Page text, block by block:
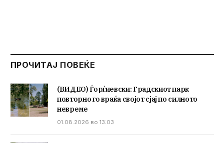
ПРОЧИТАЈ ПОВЕЌЕ
(ВИДЕО) Ѓорѓиевски: Градскиот парк
повторно го враќа својот сјај по силното
невреме
01.08.2026 во 13:03